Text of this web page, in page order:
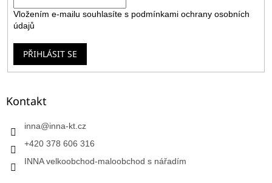
Vložením e-mailu souhlasíte s podmínkami ochrany osobních
údajů
PŘIHLÁSIT SE
Kontakt
inna@inna-kt.cz
+420 378 606 316
INNA velkoobchod-maloobchod s nářadím